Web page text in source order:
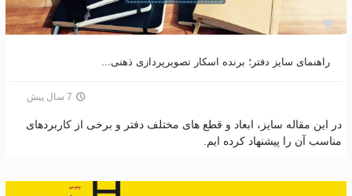
راهنمای سایز دفتر؛ برنده اسکار تصویرپردازی ذهنی...
7 سال پیش
در این مقاله سایز، ابعاد و قطع های مختلف دفتر و برخی از کاربردهای
مناسب آن را پیشنهاد کرده ایم.